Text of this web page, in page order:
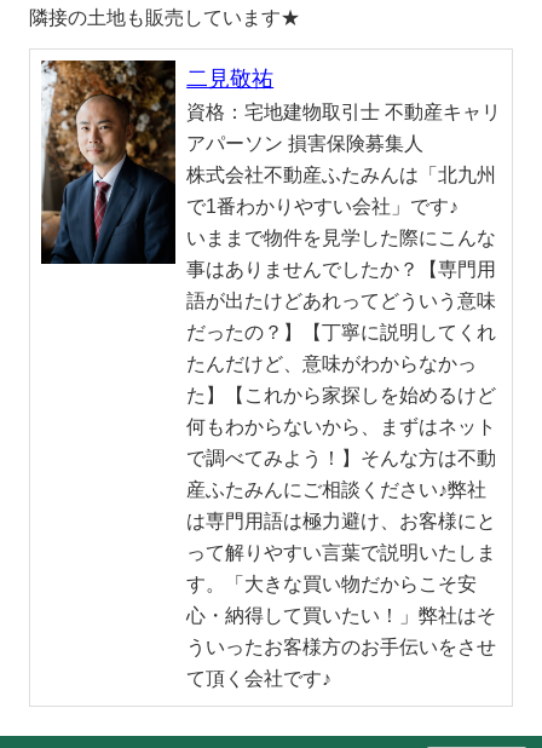
隣接の土地も販売しています★
二見敬祐
資格：宅地建物取引士 不動産キャリ
アパーソン 損害保険募集人
株式会社不動産ふたみんは「北九州
で1番わかりやすい会社」です♪
いままで物件を見学した際にこんな
事はありませんでしたか？【専門用
語が出たけどあれってどういう意味
だったの？】【丁寧に説明してくれ
たんだけど、意味がわからなかっ
た】【これから家探しを始めるけど
何もわからないから、まずはネット
で調べてみよう！】そんな方は不動
産ふたみんにご相談ください♪弊社
は専門用語は極力避け、お客様にと
って解りやすい言葉で説明いたしま
す。「大きな買い物だからこそ安
心・納得して買いたい！」弊社はそ
ういったお客様方のお手伝いをさせ
て頂く会社です♪